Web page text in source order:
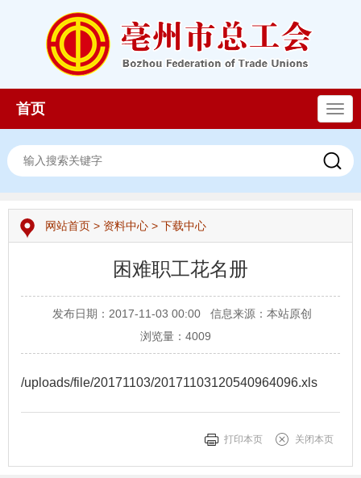
导
航
首页
网站首页 > 资料中心 > 下载中心
困难职工花名册
发布日期：2017-11-03 00:00
信息来源：本站原创
浏览量： 4009
/uploads/file/20171103/20171103120540964096.xls
打印本页 关闭本页